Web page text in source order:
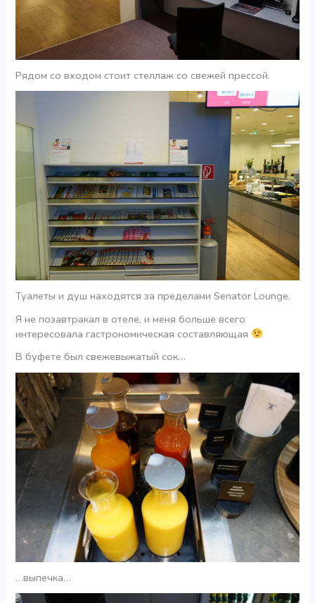
Рядом со входом стоит стеллаж со свежей прессой.
Туалеты и душ находятся за пределами Senator Lounge.
Я не позавтракал в отеле, и меня больше всего
интересовала гастрономическая составляющая
В буфете был свежевыжатый сок…
…выпечка…